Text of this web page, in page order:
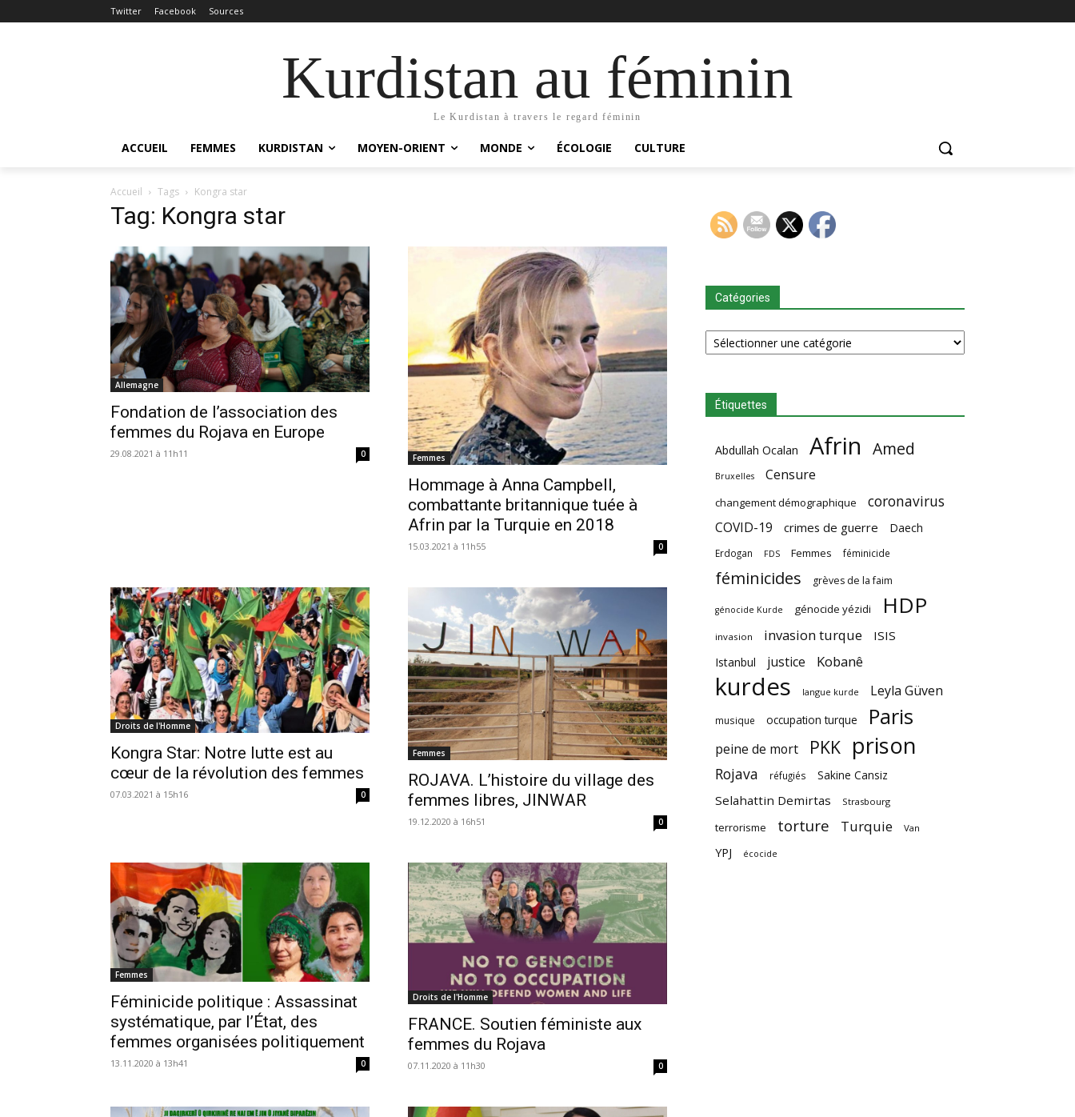
Twitter Facebook Sources
Kurdistan au féminin
Le Kurdistan à travers le regard féminin
ACCUEIL FEMMES KURDISTAN MOYEN-ORIENT MONDE ÉCOLOGIE CULTURE
Accueil Tags Kongra star
Tag: Kongra star
Allemagne
Fondation de l’association des
femmes du Rojava en Europe
29.08.2021 à 11h11 0 Femmes
Hommage à Anna Campbell,
combattante britannique tuée à
Afrin par la Turquie en 2018
15.03.2021 à 11h55 0
Droits de l'Homme
Kongra Star: Notre lutte est au
cœur de la révolution des femmes
07.03.2021 à 15h16 0
Femmes
ROJAVA. L’histoire du village des
femmes libres, JINWAR
19.12.2020 à 16h51 0
Femmes
Féminicide politique : Assassinat
systématique, par l’État, des
femmes organisées politiquement
13.11.2020 à 13h41 0
Droits de l'Homme
FRANCE. Soutien féministe aux
femmes du Rojava
07.11.2020 à 11h30 0
Catégories
Catégories
Étiquettes
Abdullah Ocalan Afrin Amed
Bruxelles Censure
changement démographique coronavirus
COVID-19 crimes de guerre Daech
Erdogan FDS Femmes féminicide
féminicides grèves de la faim
génocide Kurde génocide yézidi HDP
invasion invasion turque ISIS
Istanbul justice Kobanê
kurdes langue kurde Leyla Güven
musique occupation turque Paris
peine de mort PKK prison
Rojava réfugiés Sakine Cansiz
Selahattin Demirtas Strasbourg
terrorisme torture Turquie Van
YPJ écocide